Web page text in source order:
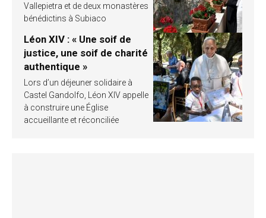
Vallepietra et de deux monastères
bénédictins à Subiaco
Léon XIV : « Une soif de
justice, une soif de charité
authentique »
Lors d’un déjeuner solidaire à
Castel Gandolfo, Léon XIV appelle
à construire une Église
accueillante et réconciliée